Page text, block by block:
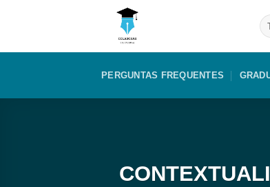
PERGUNTAS FREQUENTES